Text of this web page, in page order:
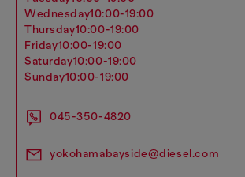
wednesday10:00-19:00
thursday10:00-19:00
friday10:00-19:00
saturday10:00-19:00
sunday10:00-19:00
045-350-4820
yokohamabayside@diesel.com